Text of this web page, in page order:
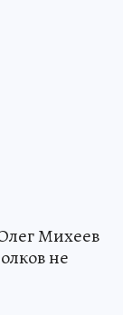
Михеев
не